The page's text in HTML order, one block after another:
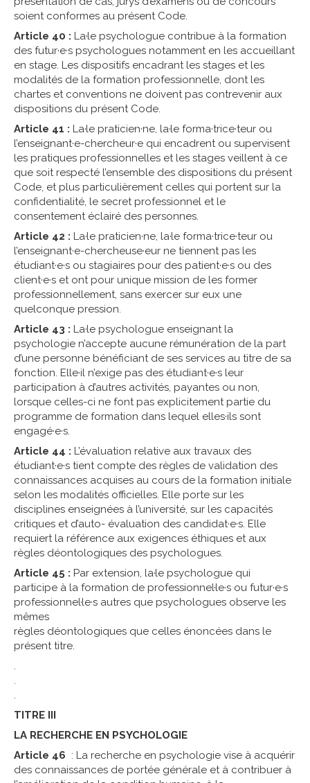
soient conformes au présent Code.
Article 40 : La·le psychologue contribue à la formation
des futur·e·s psychologues notamment en les accueillant
en stage. Les dispositifs encadrant les stages et les
modalités de la formation professionnelle, dont les
chartes et conventions ne doivent pas contrevenir aux
dispositions du présent Code.
Article 41 : La·le praticien·ne, la·le forma·trice·teur ou
l’enseignant·e-chercheur·e qui encadrent ou supervisent
les pratiques professionnelles et les stages veillent à ce
que soit respecté l’ensemble des dispositions du présent
Code, et plus particulièrement celles qui portent sur la
confidentialité, le secret professionnel et le
consentement éclairé des personnes.
Article 42 : La·le praticien·ne, la·le forma·trice·teur ou
l’enseignant·e-chercheuse·eur ne tiennent pas les
étudiant·e·s ou stagiaires pour des patient·e·s ou des
client·e·s et ont pour unique mission de les former
professionnellement, sans exercer sur eux une
quelconque pression.
Article 43 : La·le psychologue enseignant la
psychologie n’accepte aucune rémunération de la part
d’une personne bénéficiant de ses services au titre de sa
fonction. Elle·il n’exige pas des étudiant·e·s leur
participation à d’autres activités, payantes ou non,
lorsque celles-ci ne font pas explicitement partie du
programme de formation dans lequel elles·ils sont
engagé·e·s.
Article 44 : L’évaluation relative aux travaux des
étudiant·e·s tient compte des règles de validation des
connaissances acquises au cours de la formation initiale
selon les modalités officielles. Elle porte sur les
disciplines enseignées à l’université, sur les capacités
critiques et d’auto- évaluation des candidat·e·s. Elle
requiert la référence aux exigences éthiques et aux
règles déontologiques des psychologues.
Article 45 : Par extension, la·le psychologue qui
participe à la formation de professionnel·le·s ou futur·e·s
professionnel·le·s autres que psychologues observe les
mêmes
règles déontologiques que celles énoncées dans le
présent titre.
.
.
.
TITRE III
LA RECHERCHE EN PSYCHOLOGIE
Article 46 : La recherche en psychologie vise à acquérir
des connaissances de portée générale et à contribuer à